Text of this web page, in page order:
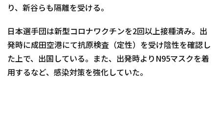
り、新谷らも隔離を受ける。
日本選手団は新型コロナワクチンを2回以上接種済み。出
発時に成田空港にて抗原検査（定性）を受け陰性を確認し
た上で、出国している。また、出発時よりN95マスクを着
用するなど、感染対策を強化していた。